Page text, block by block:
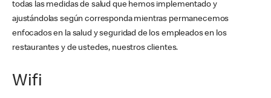
todas las medidas de salud que hemos implementado y
ajustándolas según corresponda mientras permanecemos
enfocados en la salud y seguridad de los empleados en los
restaurantes y de ustedes, nuestros clientes.
Wifi